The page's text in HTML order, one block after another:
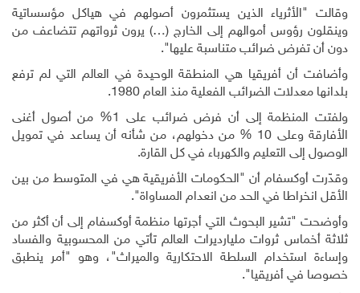
وقالت "الأثرياء الذين يستثمرون أصولهم في هياكل مؤسساتية
وينقلون رؤوس أموالهم إلى الخارج (…) يرون ثرواتهم تتضاعف من
دون أن تفرض ضرائب متناسبة عليها".
وأضافت أن أفريقيا هي المنطقة الوحيدة في العالم التي لم ترفع
بلدانها معدلات الضرائب الفعلية منذ العام 1980.
ولفتت المنظمة إلى أن فرض ضرائب على 1% من أصول أغنى
الأفارقة وعلى 10 % من دخولهم، من شأنه أن يساعد في تمويل
الوصول إلى التعليم والكهرباء في كل القارة.
وقدّرت أوكسفام أن "الحكومات الأفريقية هي في المتوسط من بين
الأقل انخراطا في الحد من انعدام المساواة".
وأوضحت "تشير البحوث التي أجرتها منظمة أوكسفام إلى أن أكثر من
ثلاثة أخماس ثروات مليارديرات العالم تأتي من المحسوبية والفساد
وإساءة استخدام السلطة الاحتكارية والميراث"، وهو "أمر ينطبق
خصوصا في أفريقيا".